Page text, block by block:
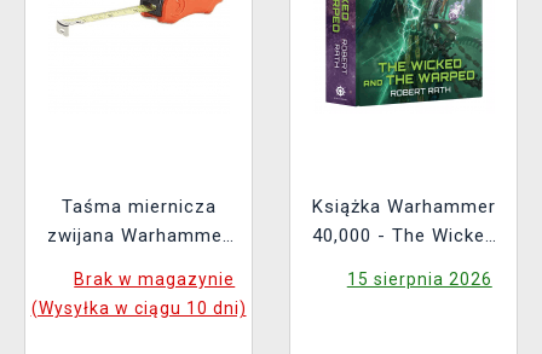
Taśma miernicza
zwijana Warhammer
Brak w magazynie
(Wysyłka w ciągu 10 dni)
Książka Warhammer
40,000 - The Wicked
15 sierpnia 2026